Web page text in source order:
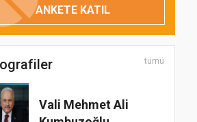
Uzman Psikolog Hicran
Akçay
Çocuklarda Tırnak
ANKETE KATIL
tümü
Vali Mehmet Ali